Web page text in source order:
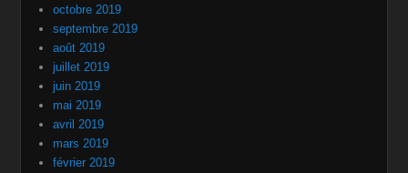
octobre 2019
septembre 2019
août 2019
juillet 2019
juin 2019
mai 2019
avril 2019
mars 2019
février 2019